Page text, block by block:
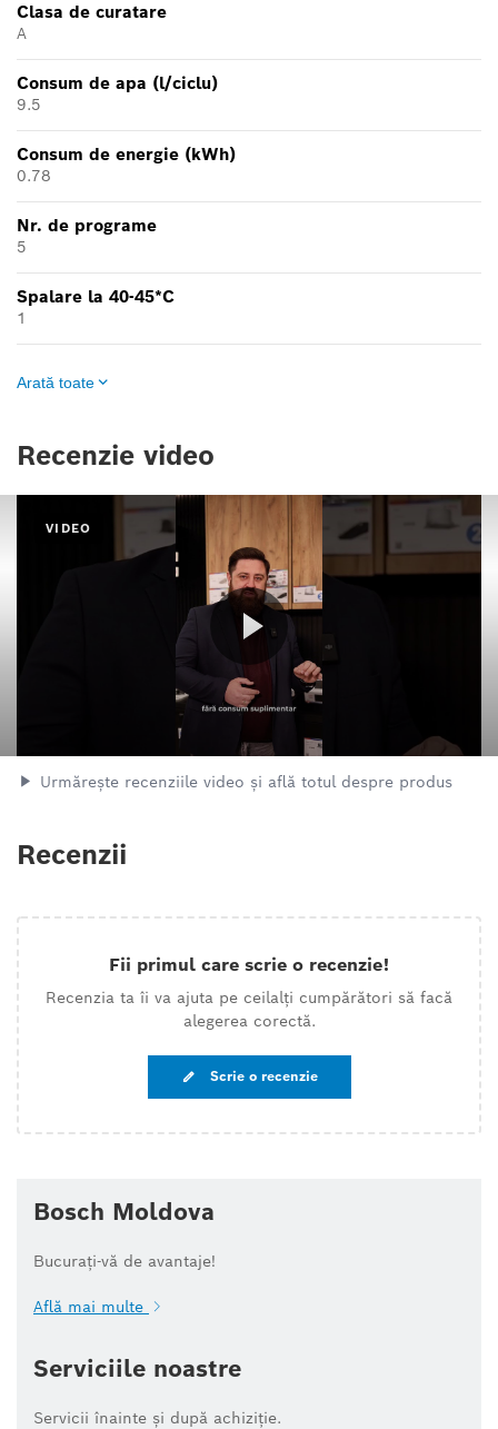
Clasa de curatare
A
Consum de apa (l/ciclu)
9.5
Consum de energie (kWh)
0.78
Nr. de programe
5
Spalare la 40-45*C
1
Arată toate
Recenzie video
VIDEO
Urmărește recenziile video și află totul despre produs
Recenzii
Fii primul care scrie o recenzie!
Recenzia ta îi va ajuta pe ceilalți cumpărători să facă
alegerea corectă.
Scrie o recenzie
Bosch Moldova
Bucurați-vă de avantaje!
Află mai multe
Serviciile noastre
Servicii înainte și după achiziție.